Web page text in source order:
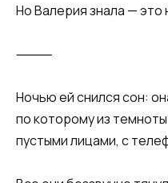
Но Валерия знала — это
⸻
Ночью ей снился сон:
по которому из
пустыми лицами, с